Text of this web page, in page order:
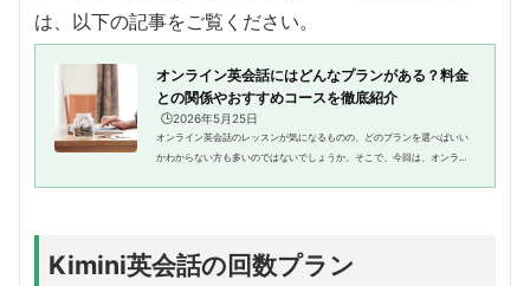
は、以下の記事をご覧ください。
オンライン英会話にはどんなプランがある？料金
との関係やおすすめコースを徹底紹介
🕒️2026年5月25日
オンライン英会話のレッスンが気になるものの、どのプランを選べばいい
かわからない方も多いのではないでしょうか。そこで、今回は、オンライ
Kimini英会話の回数プラン